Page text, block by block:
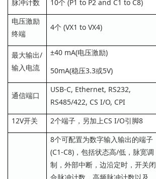
脉冲计数
10个 (P1 to P2 and C1 to C8)
电压激励
终端
4个 (VX1 to VX4)
最大输出/
输入电流
±40 mA(电压激励)
50mA(稳压3.3或5V)
通信端口
USB-C, Ethernet, RS232,
RS485/422, CS I/O, CPI
12V开关
2个端子，另加上CS I/O引脚8
8个可配置为数字输入输出的端子
(C1-C8)，包括状态高/低，脉宽调
制，外部中断，边沿定时，开关闭